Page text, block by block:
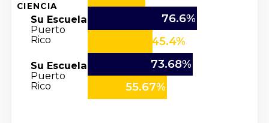
CIENCIA
Su Escuela
Puerto
Rico
76.6%
45.4%
Su Escuela
Puerto
Rico
73.68%
55.67%